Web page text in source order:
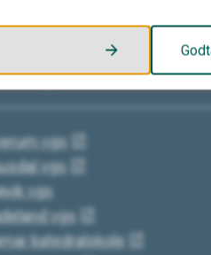
skoler i
vgs
vgs
vgs
vgs
katedralskole